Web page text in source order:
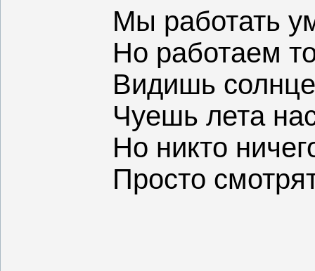
Мы работать
Но работаем
Видишь
Чуешь лета
Но никто
Просто